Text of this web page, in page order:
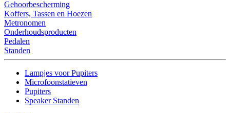
Gehoorbescherming
Koffers, Tassen en Hoezen
Metronomen
Onderhoudsproducten
Pedalen
Standen
Lampjes voor Pupiters
Microfoonstatieven
Pupiters
Speaker Standen